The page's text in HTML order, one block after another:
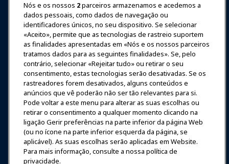
Entrar Junte-se Agora
Prêmios Carreiras
Contato
Expos e Eventos
Notícias & Diversão
Educação
Segurança & Proteção
Advocacia
Nós e os nossos 2parceiros armazenamos e acedemos a
dados pessoais, como dados de navegação ou
identificadores únicos, no seu dispositivo. Se selecionar
«Aceito», permite que as tecnologias de rastreio suportem
as finalidades apresentadas em «Nós e os nossos parceiros
tratamos dados para as seguintes finalidades». Se, pelo
contrário, selecionar «Rejeitar tudo» ou retirar o seu
consentimento, estas tecnologias serão desativadas. Se os
rastreadores forem desativados, alguns conteúdos e
anúncios que vê poderão não ser tão relevantes para si.
Pode voltar a este menu para alterar as suas escolhas ou
retirar o consentimento a qualquer momento clicando na
ligação Gerir preferências na parte inferior da página Web
(ou no ícone na parte inferior esquerda da página, se
aplicável). As suas escolhas serão aplicadas em Website.
Para mais informação, consulte a nossa política de
privacidade.